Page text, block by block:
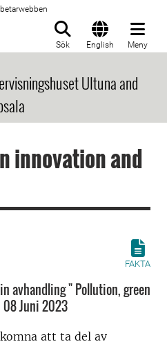
Sök English Meny
Ultuna and
innovation and
FAKTA
avhandling " Pollution, green
Juni 2023
att ta del av